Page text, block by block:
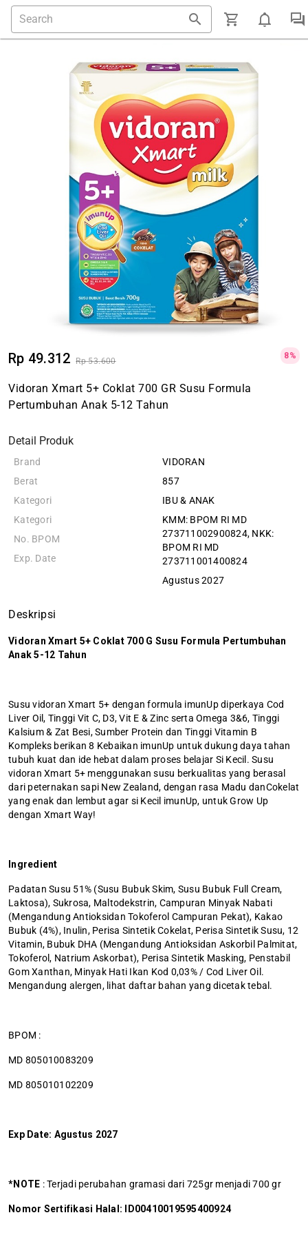
Rp 49.312 Rp 53.600
8%
Vidoran Xmart 5+ Coklat 700 GR Susu Formula
Pertumbuhan Anak 5-12 Tahun
Detail Produk
Brand
Berat
Kategori
Kategori
No. BPOM
Exp. Date
VIDORAN
857
IBU & ANAK
KMM: BPOM RI MD
273711002900824, NKK:
BPOM RI MD
273711001400824
Agustus 2027
Deskripsi
Vidoran Xmart 5+ Coklat 700 G Susu Formula Pertumbuhan
Anak 5-12 Tahun
Susu vidoran Xmart 5+ dengan formula imunUp diperkaya Cod
Liver Oil, Tinggi Vit C, D3, Vit E & Zinc serta Omega 3&6, Tinggi
Kalsium & Zat Besi, Sumber Protein dan Tinggi Vitamin B
Kompleks berikan 8 Kebaikan imunUp untuk dukung daya tahan
tubuh kuat dan ide hebat dalam proses belajar Si Kecil. Susu
vidoran Xmart 5+ menggunakan susu berkualitas yang berasal
dari peternakan sapi New Zealand, dengan rasa Madu danCokelat
yang enak dan lembut agar si Kecil imunUp, untuk Grow Up
dengan Xmart Way!
Ingredient
Padatan Susu 51% (Susu Bubuk Skim, Susu Bubuk Full Cream,
Laktosa), Sukrosa, Maltodekstrin, Campuran Minyak Nabati
(Mengandung Antioksidan Tokoferol Campuran Pekat), Kakao
Bubuk (4%), Inulin, Perisa Sintetik Cokelat, Perisa Sintetik Susu, 12
Vitamin, Bubuk DHA (Mengandung Antioksidan Askorbil Palmitat,
Tokoferol, Natrium Askorbat), Perisa Sintetik Masking, Penstabil
Gom Xanthan, Minyak Hati Ikan Kod 0,03% / Cod Liver Oil.
Mengandung alergen, lihat daftar bahan yang dicetak tebal.
BPOM :
MD 805010083209
MD 805010102209
Exp Date: Agustus 2027
*NOTE : Terjadi perubahan gramasi dari 725gr menjadi 700 gr
Nomor Sertifikasi Halal: ID00410019595400924